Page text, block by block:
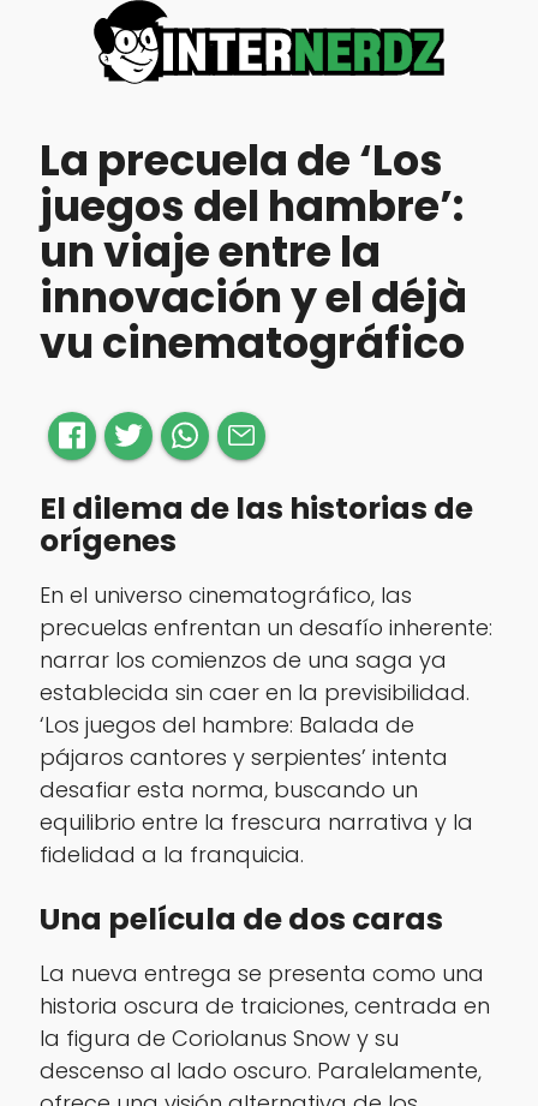
La precuela de ‘Los
juegos del hambre’:
un viaje entre la
innovación y el déjà
vu cinematográfico
El dilema de las historias de
orígenes
En el universo cinematográfico, las
precuelas enfrentan un desafío inherente:
narrar los comienzos de una saga ya
establecida sin caer en la previsibilidad.
‘Los juegos del hambre: Balada de
pájaros cantores y serpientes’ intenta
desafiar esta norma, buscando un
equilibrio entre la frescura narrativa y la
fidelidad a la franquicia.
Una película de dos caras
La nueva entrega se presenta como una
historia oscura de traiciones, centrada en
la figura de Coriolanus Snow y su
descenso al lado oscuro. Paralelamente,